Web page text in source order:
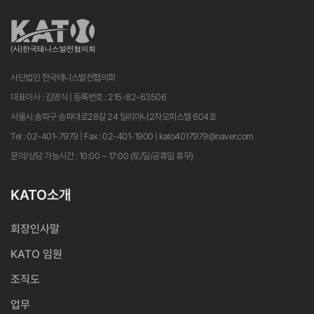
사단법인 한국테니스발전협의회
대표이사 : 김영식 | 등록번호 : 215-82-63506
서울시 송파구 송파대로28길 24 밀리아나2차오피스텔 604호
Tel : 02-401-7979 | Fax : 02-401-1900 | kato4017979@naver.com
문의/상담 가능시간 : 10:00 ~ 17:00 (토/일/공휴일 휴무)
KATO소개
회장인사말
KATO 임원
조직도
업무